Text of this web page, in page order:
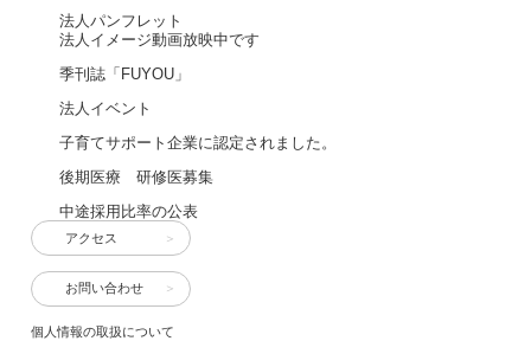
法人パンフレット
法人イメージ動画放映中です
季刊誌「FUYOU」
法人イベント
子育てサポート企業に認定されました。
後期医療 研修医募集
中途採用比率の公表
アクセス
お問い合わせ
個人情報の取扱について